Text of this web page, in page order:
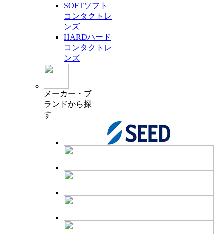
SOFTソフト
コンタクトレ
ンズ
HARDハード
コンタクトレ
ンズ
メーカー・ブ
ランドから探
す